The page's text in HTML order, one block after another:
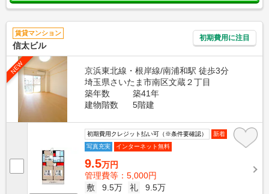
賃貸マンション
信太ビル
初期費用に注目
NEW
京浜東北線・根岸線/南浦和駅 徒歩3分
埼玉県さいたま市南区文蔵２丁目
築年数
築41年
建物階数
5階建
初期費用クレジット払い可（※条件要確認）
新着
写真充実
インターネット無料
9.5万円
管理費等：5,000円
敷
9.5万 礼
9.5万